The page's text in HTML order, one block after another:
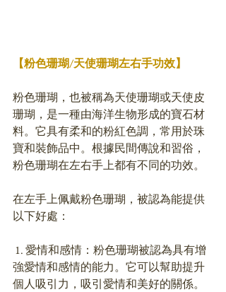
【粉色珊瑚/天使珊瑚左右手功效】
粉色珊瑚，也被稱為天使珊瑚或天使皮
珊瑚，是一種由海洋生物形成的寶石材
料。它具有柔和的粉紅色調，常用於珠
寶和裝飾品中。根據民間傳說和習俗，
粉色珊瑚在左右手上都有不同的功效。
在左手上佩戴粉色珊瑚，被認為能提供
以下好處：
強愛情和感情的能力。它可以幫助提升
個人吸引力，吸引愛情和美好的關係。